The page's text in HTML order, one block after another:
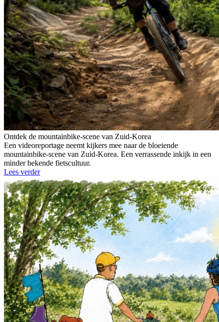
Ontdek de mountainbike-scene van Zuid-Korea
Een videoreportage neemt kijkers mee naar de bloeiende
mountainbike-scene van Zuid-Korea. Een verrassende inkijk in een
minder bekende fietscultuur.
Lees verder